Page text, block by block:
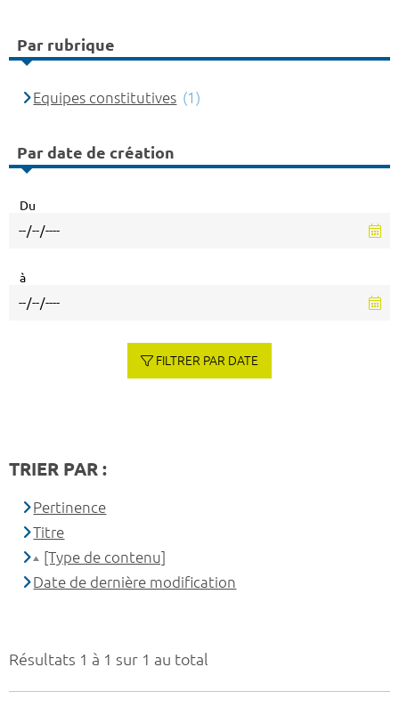
Résultats 1 à 1 sur 1 au total
Par rubrique
Equipes constitutives (1)
Par date de création
Du
à
FILTRER PAR DATE
TRIER PAR :
Pertinence
Titre
[Type de contenu]
Date de dernière modification